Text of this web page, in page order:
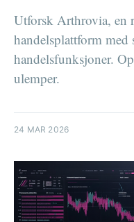
Utforsk Arthrovia, en
handelsplattform med
handelsfunksjoner.
ulemper.
24 MAR 2026